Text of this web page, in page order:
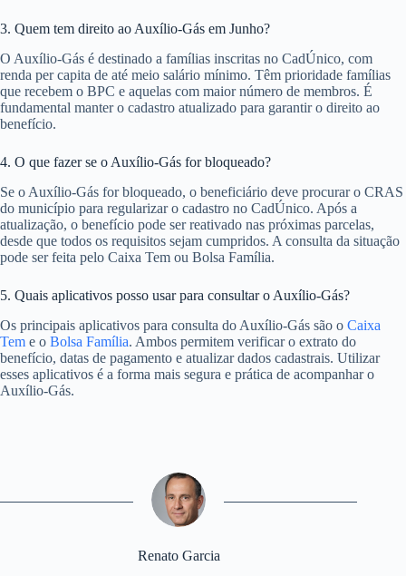
3. Quem tem direito ao Auxílio-Gás em Junho?
O Auxílio-Gás é destinado a famílias inscritas no CadÚnico, com
renda per capita de até meio salário mínimo. Têm prioridade famílias
que recebem o BPC e aquelas com maior número de membros. É
fundamental manter o cadastro atualizado para garantir o direito ao
benefício.
4. O que fazer se o Auxílio-Gás for bloqueado?
Se o Auxílio-Gás for bloqueado, o beneficiário deve procurar o CRAS
do município para regularizar o cadastro no CadÚnico. Após a
atualização, o benefício pode ser reativado nas próximas parcelas,
desde que todos os requisitos sejam cumpridos. A consulta da situação
pode ser feita pelo Caixa Tem ou Bolsa Família.
5. Quais aplicativos posso usar para consultar o Auxílio-Gás?
Os principais aplicativos para consulta do Auxílio-Gás são o Caixa
Tem e o Bolsa Família. Ambos permitem verificar o extrato do
benefício, datas de pagamento e atualizar dados cadastrais. Utilizar
esses aplicativos é a forma mais segura e prática de acompanhar o
Auxílio-Gás.
Renato Garcia